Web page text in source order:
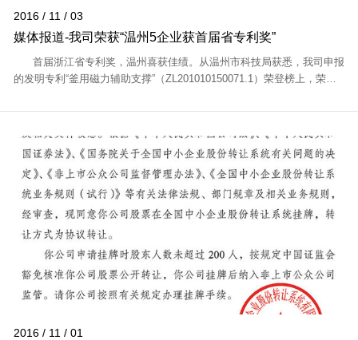
2016 / 11 / 03
媒体报道-我司荣获“温州5企业获首届省专利奖”
首届浙江省专利奖，温州喜获佳绩。从温州市科技局获悉，我司申报
的发明专利“釜用磁力辅助支撑”（ZL201010150071.1）荣登榜上，荣获
2016 / 11 / 01